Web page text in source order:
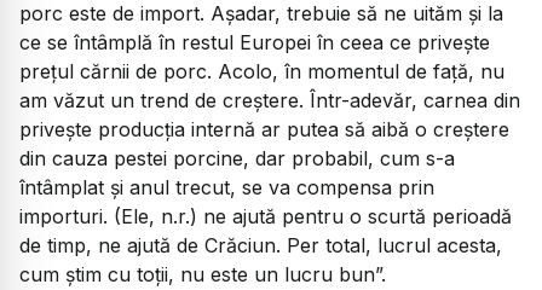
porc este de import. Așadar, trebuie să ne uităm și la
ce se întâmplă în restul Europei în ceea ce privește
prețul cărnii de porc. Acolo, în momentul de față, nu
am văzut un trend de creștere. Într-adevăr, carnea din
privește producția internă ar putea să aibă o creștere
din cauza pestei porcine, dar probabil, cum s-a
întâmplat și anul trecut, se va compensa prin
importuri. (Ele, n.r.) ne ajută pentru o scurtă perioadă
de timp, ne ajută de Crăciun. Per total, lucrul acesta,
cum știm cu toții, nu este un lucru bun”.